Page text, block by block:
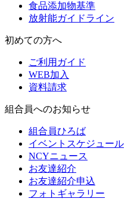
食品添加物基準
放射能ガイドライン
初めての方へ
ご利用ガイド
WEB加入
資料請求
組合員へのお知らせ
組合員ひろば
イベントスケジュール
NCYニュース
お友達紹介
お友達紹介申込
フォトギャラリー